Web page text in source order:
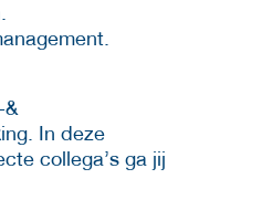
&
In deze
collega’s ga jij